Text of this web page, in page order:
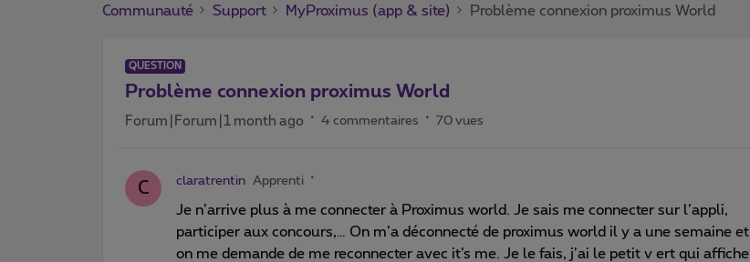
Communauté Support MyProximus (app & site) Problème connexion proximus World
QUESTION
Problème connexion proximus World
Forum|Forum|1 month ago 4 commentaires 70 vues
C claratrentin Apprenti
Je n’arrive plus à me connecter à Proximus world. Je sais me connecter sur l’appli,
participer aux concours,… On m’a déconnecté de proximus world il y a une semaine et
on me demande de me reconnecter avec it’s me. Je le fais, j’ai le petit v ert qui affiche